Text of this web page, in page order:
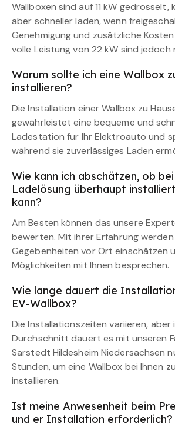
Wallboxen sind auf 11 kW gedrosselt,
aber schneller laden, wenn
Genehmigung und zusätzliche
volle Leistung von 22 kW sind jedoch
Warum sollte ich eine Wallbox
installieren?
Die Installation einer Wallbox zu
gewährleistet eine bequeme und
Ladestation für Ihr Elektroauto und
während sie zuverlässiges Laden
Wie kann ich abschätzen, ob
Ladelösung überhaupt
kann?
Am Besten können das unsere
bewerten. Mit ihrer Erfahrung werden
Gegebenheiten vor Ort einschätzen
Möglichkeiten mit Ihnen besprechen.
Wie lange dauert die
EV-Wallbox?
Die Installationszeiten variieren, aber
Durchschnitt dauert es mit unseren
Sarstedt Hildesheim Niedersachsen
Stunden, um eine Wallbox bei Ihnen zu
installieren.
Ist meine Anwesenheit beim
und er Installation erforderlich?